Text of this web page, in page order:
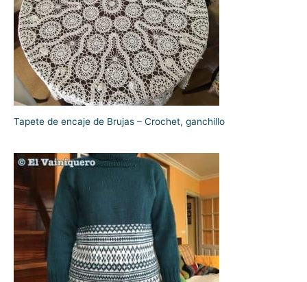
Tapete de encaje de Brujas – Crochet, ganchillo